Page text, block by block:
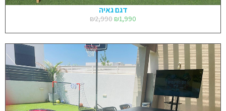
דגם גאיה
₪2,990 ₪1,990